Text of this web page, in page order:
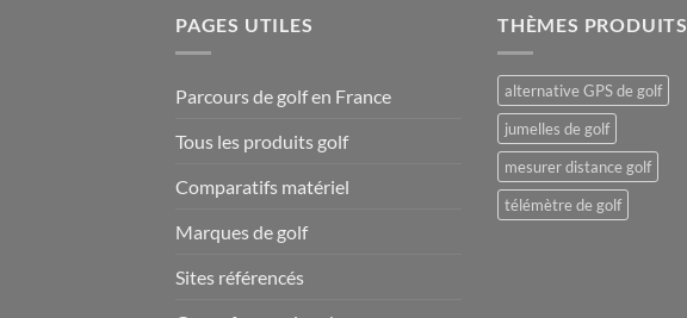
PAGES UTILES
Parcours de golf en France
Tous les produits golf
Comparatifs matériel
Marques de golf
Sites référencés
THÈMES PRODUITS
alternative GPS de golf
jumelles de golf
mesurer distance golf
télémètre de golf